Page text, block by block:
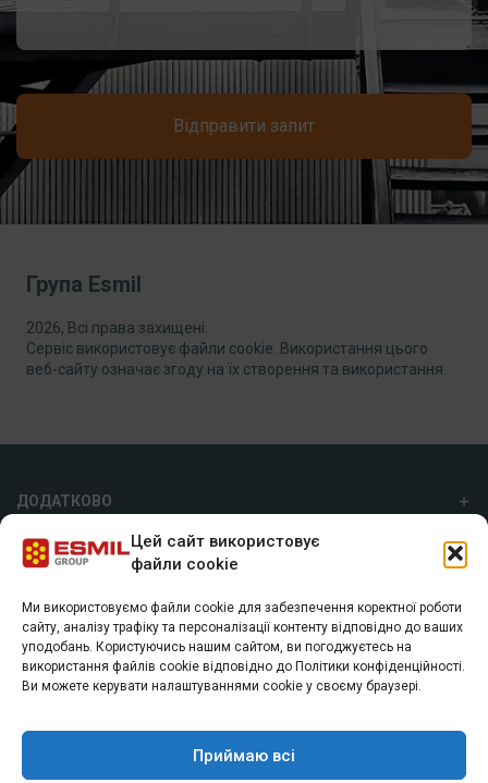
Цей сайт використовує
файли cookie
Ми використовуємо файли cookie для забезпечення коректної роботи
сайту, аналізу трафіку та персоналізації контенту відповідно до ваших
уподобань. Користуючись нашим сайтом, ви погоджуєтесь на
використання файлів cookie відповідно до Політики конфіденційності.
Ви можете керувати налаштуваннями cookie у своєму браузері.
Приймаю всі
Відправити запит
Група Esmil
2026, Всі права захищені.
Сервіс використовує файли cookie. Використання цього
веб-сайту означає згоду на їх створення та використання.
ДОДАТКОВО
ПРО НАС
ГРУПА ESMIL
а/с 7055, м. Харків, 61072
+38 (057) 74 40 800